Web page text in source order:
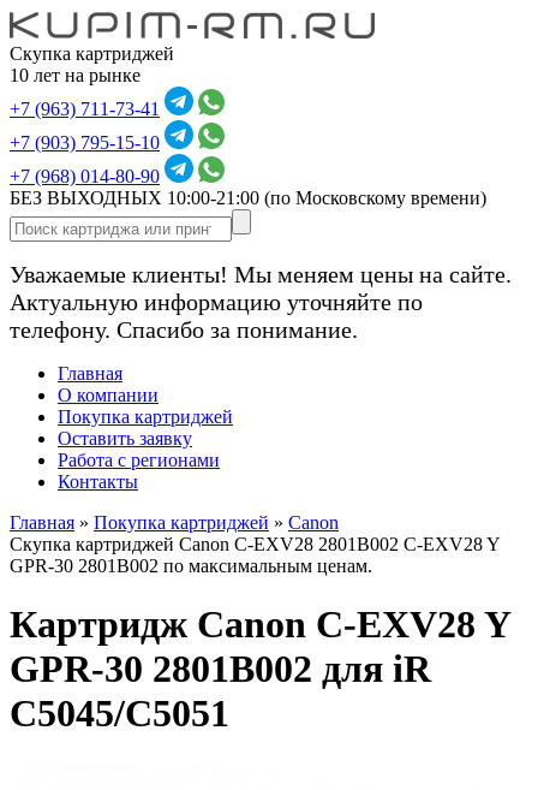
Скупка картриджей
10 лет на рынке
+7 (963) 711-73-41
+7 (903) 795-15-10
+7 (968) 014-80-90
БЕЗ ВЫХОДНЫХ 10:00-21:00 (по Московскому времени)
Уважаемые клиенты! Мы меняем цены на сайте.
Актуальную информацию уточняйте по
телефону. Спасибо за понимание.
Главная
О компании
Покупка картриджей
Оставить заявку
Работа с регионами
Контакты
Главная » Покупка картриджей » Canon
Скупка картриджей Canon C-EXV28 2801B002 C-EXV28 Y
GPR-30 2801B002 по максимальным ценам.
Картридж Canon C-EXV28 Y
GPR-30 2801B002 для iR
C5045/C5051